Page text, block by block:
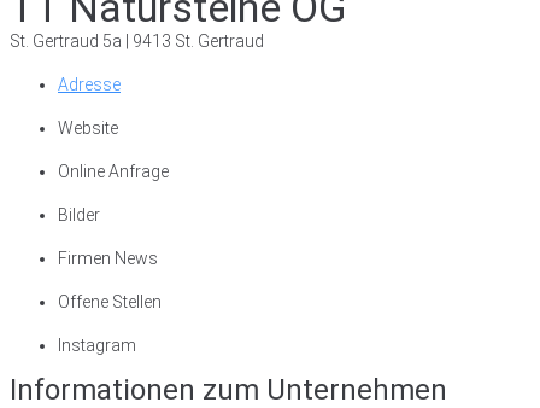
St. Gertraud 5a | 9413 St. Gertraud
Adresse
Website
Online Anfrage
Bilder
Firmen News
Offene Stellen
Instagram
Informationen zum Unternehmen